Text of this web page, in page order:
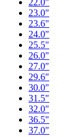
22.0"
23.0"
23.6"
24.0"
25.5"
26.0"
27.0"
29.6"
30.0"
31.5"
32.0"
36.5"
37.0"